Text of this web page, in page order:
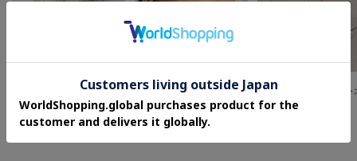
【接触冷感/通気性/洗える】フロントフリルブラウス
13,090
30%OFF
UNTITLED
【古畑星夏さん着用/ステンレス】レイヤードチェーンネックレス
¥
6,237
30%OFF
¥3,960